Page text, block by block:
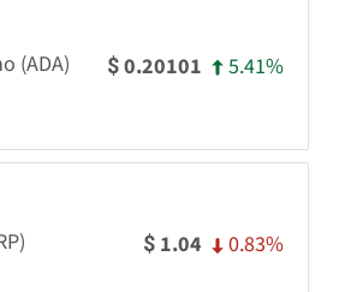
(ADA) $0.20101 5.41%
$ 1.04 0.83%